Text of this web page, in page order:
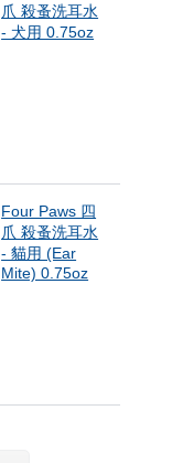
爪 殺蚤洗耳水
- 犬用 0.75oz
Four Paws 四
爪 殺蚤洗耳水
- 貓用 (Ear
Mite) 0.75oz